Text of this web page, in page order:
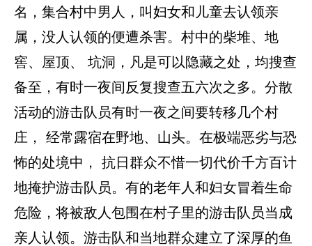
名，集合村中男人，叫妇女和儿童去认领亲
属，没人认领的便遭杀害。村中的柴堆、地
窖、屋顶、 坑洞，凡是可以隐藏之处，均搜查
备至，有时一夜间反复搜查五六次之多。分散
活动的游击队员有时一夜之间要转移几个村
庄， 经常露宿在野地、山头。在极端恶劣与恐
怖的处境中， 抗日群众不惜一切代价千方百计
地掩护游击队员。有的老年人和妇女冒着生命
危险，将被敌人包围在村子里的游击队员当成
亲人认领。游击队和当地群众建立了深厚的鱼